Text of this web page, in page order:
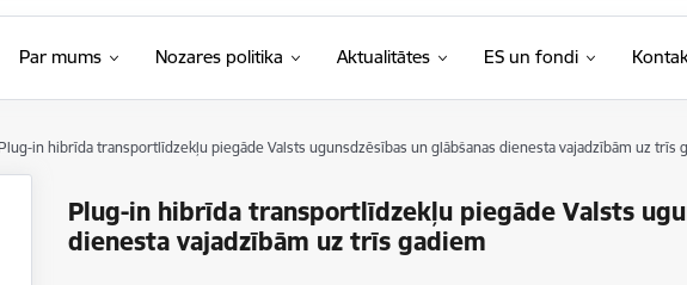
Par mums Nozares politika Aktualitātes ES un fondi
in hibrīda transportlīdzekļu piegāde Valsts ugunsdzēsības un glābšanas dienesta vajadzībām uz trīs
Plug-in hibrīda transportlīdzekļu piegāde Valsts
dienesta vajadzībām uz trīs gadiem